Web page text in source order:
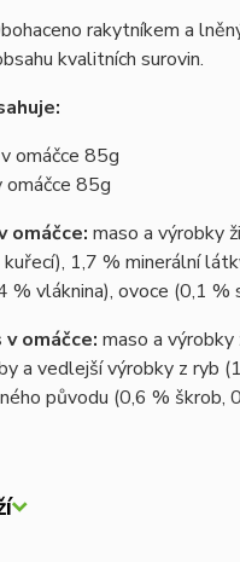
rakytníkem a
kvalitních surovin.
omáčce 85g
85g
omáčce: maso a výrobky
1,7 % minerální
% vláknina), ovoce (0,1 %
omáčce: maso a
a vedlejší výrobky z ryb
původu (0,6 % škrob,